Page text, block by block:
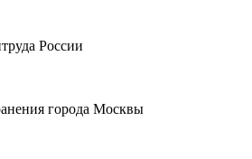
России
города Москвы